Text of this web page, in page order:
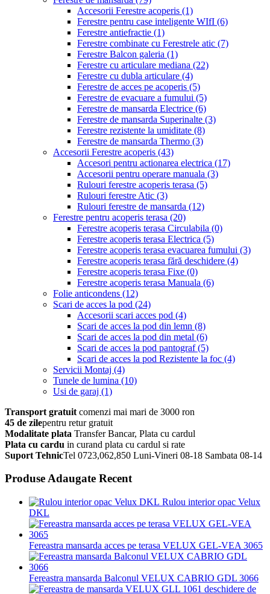
Accesorii Ferestre acoperis (1)
Ferestre pentru case inteligente WIfI (6)
Ferestre antiefractie (1)
Ferestre combinate cu Ferestrele atic (7)
Ferestre Balcon galeria (1)
Ferestre cu articulare mediana (22)
Ferestre cu dubla articulare (4)
Ferestre de acces pe acoperis (5)
Ferestre de evacuare a fumului (5)
Ferestre de mansarda Electrice (6)
Ferestre de mansarda Superinalte (3)
Ferestre rezistente la umiditate (8)
Ferestre de mansarda Thermo (3)
Accesorii Ferestre acoperis (43)
Accesori pentru actionarea electrica (17)
Accesorii pentru operare manuala (3)
Rulouri ferestre acoperis terasa (5)
Rulouri ferestre Atic (3)
Rulouri ferestre de mansarda (12)
Ferestre pentru acoperis terasa (20)
Ferestre acoperis terasa Circulabila (0)
Ferestre acoperis terasa Electrica (5)
Ferestre acoperis terasa evacuarea fumului (3)
Ferestre acoperis terasa fără deschidere (4)
Ferestre acoperis terasa Fixe (0)
Ferestre acoperis terasa Manuala (6)
Folie anticondens (12)
Scari de acces la pod (24)
Accesorii scari acces pod (4)
Scari de acces la pod din lemn (8)
Scari de acces la pod din metal (6)
Scari de acces la pod pantograf(5)
Scari de acces la pod Rezistente la foc (4)
Servicii Montaj (4)
Tunele de lumina (10)
Usi de garaj (1)
Transport gratuit comenzi mai mari de 3000 ron
45 de zilepentru retur gratuit
Modalitate plata Transfer Bancar, Plata cu cardul
Plata cu cardu in curand plata cu cardul si rate
Suport TehnicTel 0723,062,850 Luni-Vineri 08-18 Sambata 08-14
Produse Adaugate Recent
Rulou interior opac Velux
DKL
Fereastra mansarda acces pe terasa VELUX GEL-VEA 3065
Fereastra mansarda Balconul VELUX CABRIO GDL 3066